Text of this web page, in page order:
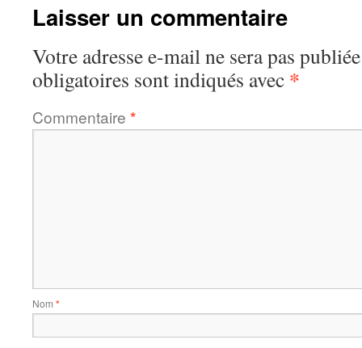
Laisser un commentaire
Votre adresse e-mail ne sera pas
obligatoires sont indiqués avec *
Commentaire *
Nom *